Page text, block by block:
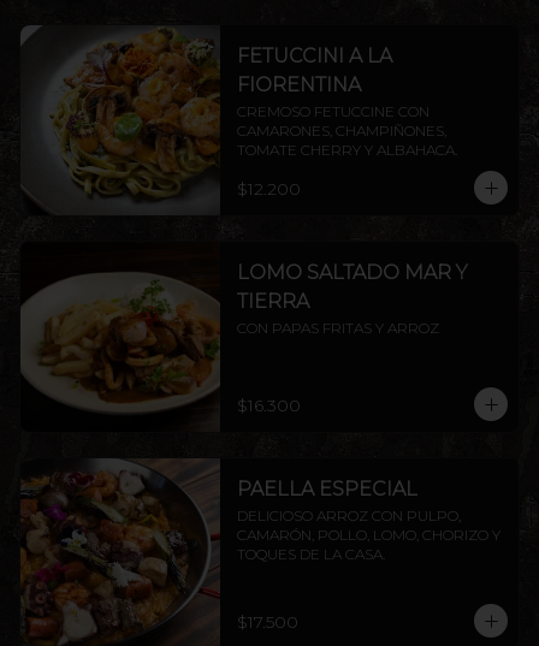
FETUCCINI A LA
FIORENTINA
CREMOSO FETUCCINE CON
CAMARONES, CHAMPIÑONES,
TOMATE CHERRY Y ALBAHACA.
$12.200
LOMO SALTADO MAR Y
TIERRA
CON PAPAS FRITAS Y ARROZ
$16.300
PAELLA ESPECIAL
DELICIOSO ARROZ CON PULPO,
CAMARÓN, POLLO, LOMO, CHORIZO Y
TOQUES DE LA CASA.
$17.500